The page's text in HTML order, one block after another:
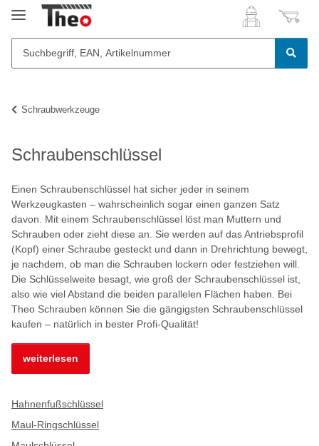
Schraubwerkzeuge
Schraubenschlüssel
Einen Schraubenschlüssel hat sicher jeder in seinem
Werkzeugkasten – wahrscheinlich sogar einen ganzen Satz
davon. Mit einem Schraubenschlüssel löst man Muttern und
Schrauben oder zieht diese an. Sie werden auf das Antriebsprofil
(Kopf) einer Schraube gesteckt und dann in Drehrichtung bewegt,
je nachdem, ob man die Schrauben lockern oder festziehen will.
Die Schlüsselweite besagt, wie groß der Schraubenschlüssel ist,
also wie viel Abstand die beiden parallelen Flächen haben. Bei
Theo Schrauben können Sie die gängigsten Schraubenschlüssel
kaufen – natürlich in bester Profi-Qualität!
weiterlesen
Hahnenfußschlüssel
Maul-Ringschlüssel